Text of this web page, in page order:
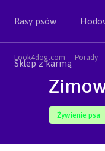
Rasy psów
Sklep z karmą
Look4dog.com Porady
Żywienie psa